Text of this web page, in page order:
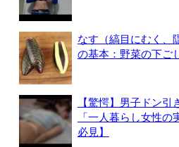
なす（縞目にむ
の基本：野菜の下ご
【驚愕】男子ドン
「一人暮らし女性
必見】